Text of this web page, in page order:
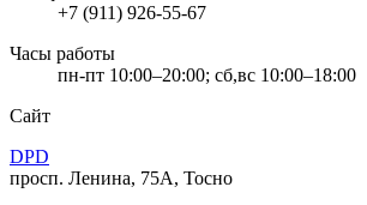
+7 (911) 926-55-67
Часы работы
пн-пт 10:00–20:00; сб,вс 10:00–18:00
Сайт
DPD
просп. Ленина, 75А, Тосно